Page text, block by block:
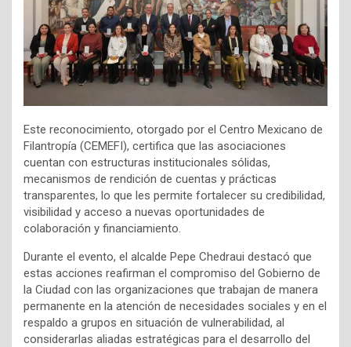
Este reconocimiento, otorgado por el Centro Mexicano de
Filantropía (CEMEFI), certifica que las asociaciones
cuentan con estructuras institucionales sólidas,
mecanismos de rendición de cuentas y prácticas
transparentes, lo que les permite fortalecer su credibilidad,
visibilidad y acceso a nuevas oportunidades de
colaboración y financiamiento.
Durante el evento, el alcalde Pepe Chedraui destacó que
estas acciones reafirman el compromiso del Gobierno de
la Ciudad con las organizaciones que trabajan de manera
permanente en la atención de necesidades sociales y en el
respaldo a grupos en situación de vulnerabilidad, al
considerarlas aliadas estratégicas para el desarrollo del